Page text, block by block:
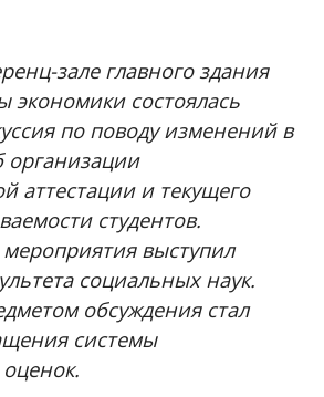
зале главного здания
состоялась
по поводу изменений в
аттестации и текущего
студентов.
выступил
социальных наук.
обсуждения стал
системы